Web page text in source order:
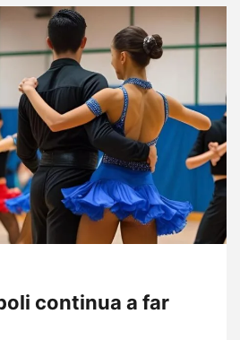
continua a far